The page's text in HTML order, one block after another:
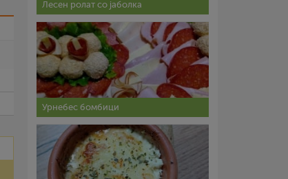
Лесен ролат со јаболка
Урнебес бомбици